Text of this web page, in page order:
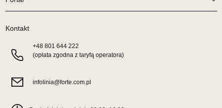
SALON MEBLOWY TED
Kontakt
+48 801 644 222
(opłata zgodna z taryfą operatora)
infolinia@forte.com.pl